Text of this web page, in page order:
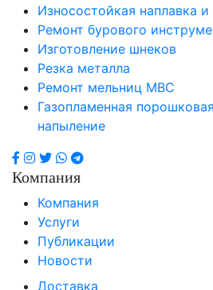
Износостойкая наплавка
Ремонт бурового
Изготовление шнеков
Резка металла
Ремонт мельниц МВС
Газопламенная
напыление
Компания
Компания
Услуги
Публикации
Новости
Доставка